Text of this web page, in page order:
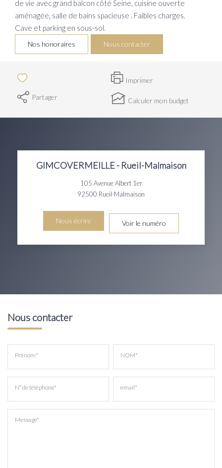
de vie avec grand balcon côté Seine, cuisine ouverte
aménagée, salle de bains spacieuse . Faibles charges.
Cave et parking en sous-sol.
Nos honoraires Nous contacter
Imprimer
Partager
Calculer mon budget
GIMCOVERMEILLE - Rueil-Malmaison
105 Avenue Albert 1er
92500 Rueil-Malmaison
Nous écrire Voir le numéro
Nous contacter
Prénom* NOM*
N° de téléphone* email*
Message*